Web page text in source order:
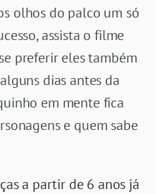
olhos do palco um só
assista o filme
preferir eles também
dias antes da
em mente fica
e quem sabe
a partir de 6 anos já